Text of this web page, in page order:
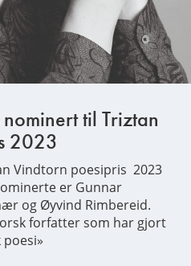
til Triztan
2023
Vindtorn poesipris 2023
er Gunnar
og Øyvind Rimbereid.
forfatter som har gjort